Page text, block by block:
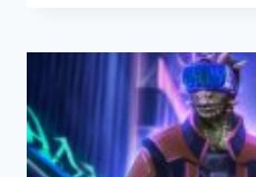
ТОРМОЗОВ